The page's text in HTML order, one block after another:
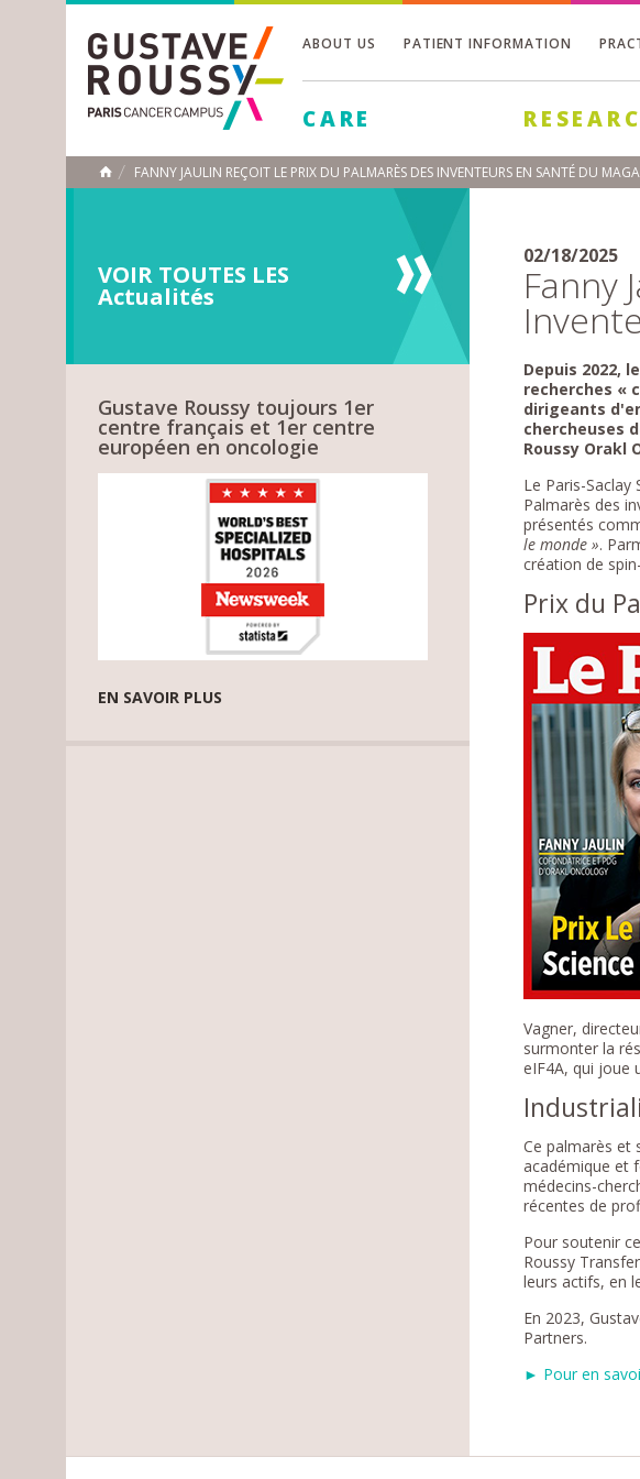
ABOUT US PATIENT INFORMATION
CARE
HOME
FANNY JAULIN REÇOIT LE PRIX DU PALMARÈS DES INVENTEURS EN SANTÉ DU
VOIR TOUTES LES
Actualités
Gustave Roussy toujours 1er
centre français et 1er centre
européen en oncologie
EN SAVOIR PLUS
02/18/2025
Fanny
Depuis 2022,
recherches «
dirigeants
chercheuses
Roussy Orakl
Le Paris-
Palmarès des
présentés
le monde ».
création de
Prix du
Vagner,
surmonter la
eIF4A, qui joue
Ce palmarès et
académique et
médecins-
récentes de
Pour soutenir
Roussy
leurs actifs, en
En 2023,
Partners.
► Pour en